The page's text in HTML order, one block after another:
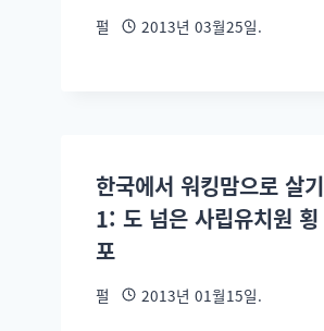
펄 2013년 03월25일.
한국에서 워킹맘으로 살기
1: 도 넘은 사립유치원 횡
포
펄 2013년 01월15일.